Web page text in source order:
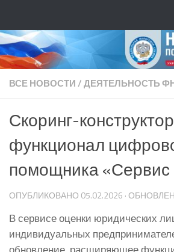
ВСЕ НОВОСТИ/ДЕЯТЕЛЬНОСТЬ
Скоринг-
функционал
помощника «Сервис
ОПУБЛИКОВАНО 05.02.2026 ·
В сервисе оценки юридических
индивидуальных